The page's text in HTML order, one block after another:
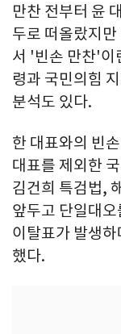
만찬 전부터 윤
두로 떠올랐지
서 '빈손 만찬'이
령과 국민의힘
분석도 있다.
한 대표와의 빈
대표를 제외한
김건희 특검법,
앞두고 단일대
이탈표가 발생
했다.